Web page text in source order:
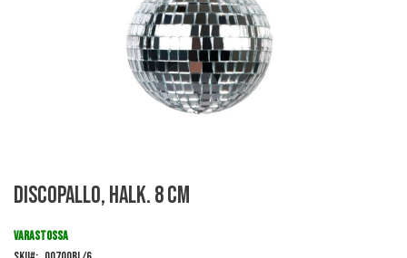
to
beginning
Discopallo, halk. 8 cm
VARASTOSSA